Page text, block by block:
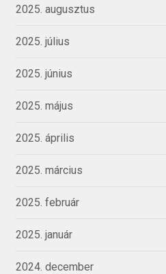
2025. augusztus
2025. július
2025. június
2025. május
2025. április
2025. március
2025. február
2025. január
2024. december